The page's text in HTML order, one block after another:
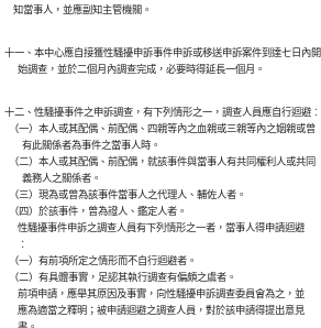
    知當事人，並應副知主管機關。
十一、本中心應自接獲性騷擾申訴事件申訴或移送申訴案件到達七日內開
      始調查，並於二個月內調查完成，必要時得延長一個月。
十二、性騷擾事件之申訴調查，有下列情形之一，調查人員應自行迴避︰
  （一）本人或其配偶、前配偶、四親等內之血親或三親等內之姻親或曾
        有此關係者為事件之當事人時。
  （二）本人或其配偶、前配偶，就該事件與當事人有共同權利人或共同
        義務人之關係者。
  （三）現為或曾為該事件當事人之代理人、輔佐人者。
  （四）於該事件，曾為證人、鑑定人者。
      性騷擾事件申訴之調查人員有下列情形之一者，當事人得申請迴避
      ︰
  （一）有前項所定之情形而不自行迴避者。
  （二）有具體事實，足認其執行調查有偏頗之虞者。
      前項申請，應舉其原因及事實，向性騷擾申訴調查委員會為之，並
      應為適當之釋明；被申請迴避之調查人員，對於該申請得提出意見